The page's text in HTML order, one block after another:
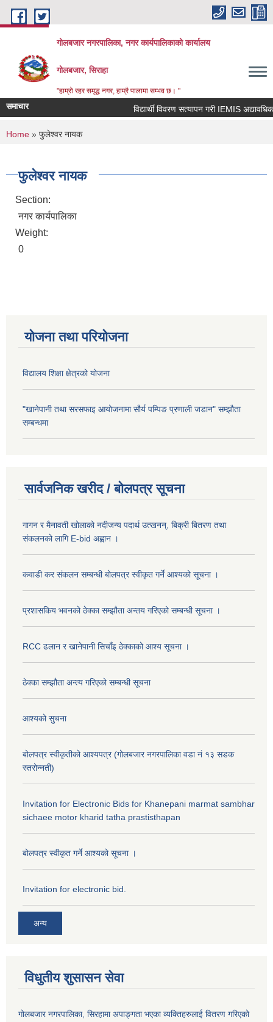
Skip to main content
गोलबजार नगरपालिका, नगर कार्यपालिकाको कार्यालय
गोलबजार, सिराहा
"हाम्रो रहर समृद्ध नगर, हाम्रै पालामा सम्भव छ। "
समाचार विद्यार्थी विवरण सत्यापन गरी IEMIS अद्यावधिक
You are here
Home » फुलेश्वर नायक
फुलेश्वर नायक
Section:
नगर कार्यपालिका
Weight:
0
योजना तथा परियोजना
विद्यालय शिक्षा क्षेत्रको योजना
"खानेपानी तथा सरसफाइ आयोजनामा सौर्य पम्पिङ प्रणाली जडान" सम्झौता
सम्बन्धमा
सार्वजनिक खरीद / बोलपत्र सूचना
गागन र मैनावती खोलाको नदीजन्य पदार्थ उत्खनन्, बिक्री बितरण तथा
संकलनको लागि E-bid अह्वान ।
कवाडी कर संकलन सम्बन्धी बोलपत्र स्वीकृत गर्ने आश्यको सूचना ।
प्रशासकिय भवनको ठेक्का सम्झौता अन्तय गरिएको सम्बन्धी सूचना ।
RCC ढलान र खानेपानी सिचाँइ ठेक्काको आश्य सूचना ।
ठेक्का सम्झौता अन्त्य गरिएको सम्बन्धी सूचना
आश्यको सुचना
बोलपत्र स्वीकृतीको आश्यपत्र (गोलबजार नगरपालिका वडा नं १३ सडक
स्तरोन्नती)
Invitation for Electronic Bids for Khanepani marmat sambhar
sichaee motor kharid tatha prastisthapan
बोलपत्र स्वीकृत गर्ने आश्यको सूचना ।
Invitation for electronic bid.
अन्य
विधुतीय शुसासन सेवा
गोलबजार नगरपालिका, सिरहामा अपाङ्गता भएका व्यक्तिहरुलाई वितरण गरिएको